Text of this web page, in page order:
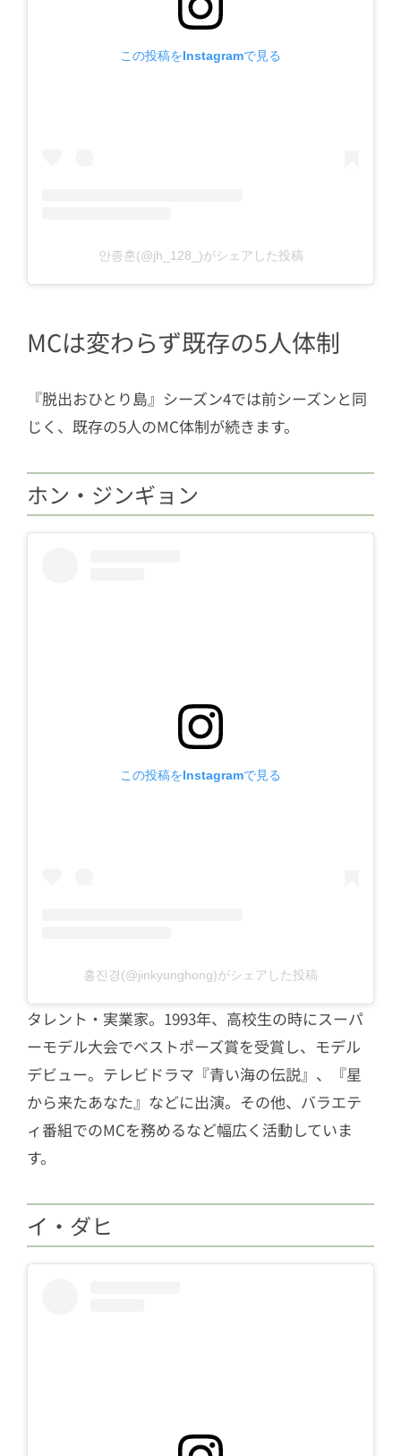
この投稿をInstagramで見る
안종훈(@jh_128_)がシェアした投稿
MCは変わらず既存の5人体制
『脱出おひとり島』シーズン4では前シーズンと同
じく、既存の5人のMC体制が続きます。
ホン・ジンギョン
この投稿をInstagramで見る
홍진경(@jinkyunghong)がシェアした投稿
タレント・実業家。1993年、高校生の時にスーパ
ーモデル大会でベストポーズ賞を受賞し、モデル
デビュー。テレビドラマ『青い海の伝説』、『星
から来たあなた』などに出演。その他、バラエテ
ィ番組でのMCを務めるなど幅広く活動していま
す。
イ・ダヒ